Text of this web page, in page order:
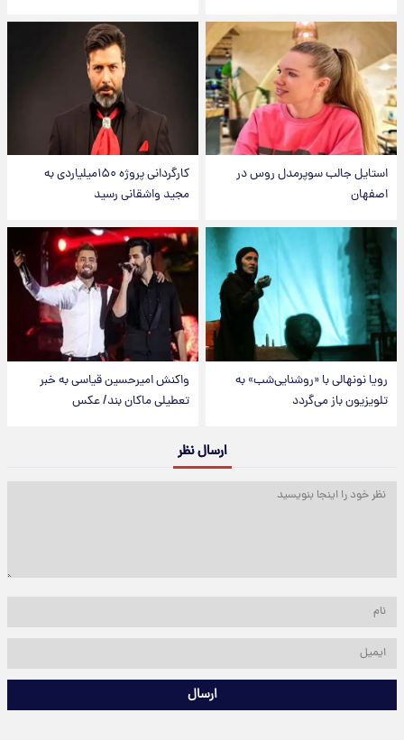
استایل جالب سوپرمدل روس در
اصفهان
کارگردانی پروژه ۱۵۰میلیاردی به
مجید واشقانی رسید
رویا نونهالی با «روشنایی‌شب» به
تلویزیون باز می‌گردد
واکنش امیرحسین قیاسی به خبر
تعطیلی ماکان بند/ عکس
ارسال نظر
ارسال